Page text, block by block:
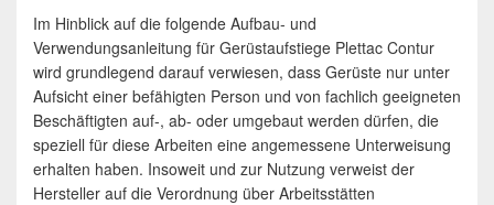
Im Hinblick auf die folgende Aufbau- und
Verwendungsanleitung für Gerüstaufstiege Plettac Contur
wird grundlegend darauf verwiesen, dass Gerüste nur unter
Aufsicht einer befähigten Person und von fachlich geeigneten
Beschäftigten auf-, ab- oder umgebaut werden dürfen, die
speziell für diese Arbeiten eine angemessene Unterweisung
erhalten haben. Insoweit und zur Nutzung verweist der
Hersteller auf die Verordnung über Arbeitsstätten